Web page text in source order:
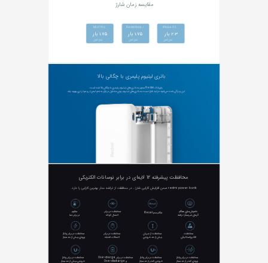
مقایسه زمان شارژ
iPhone XS
Redmi Note 7
Mi 9T Pro
شارژ کامل شارژ کامل شارژ کامل
1.75 بار 1.75 بار 2.3 بار
باتری لیتیوم پلیمری با چگالی بالا
این ویژگی باعث می‌شود فرآیند شارژ نسبت به باتری‌های لیتیوم یونیِ متداول در بازار، به نحو ایمن‌تر و موثرتری بهبود یابد.
محافظت پیشرفته 12 لایه‌ای در برابر نوسانات الکتریکی
redmi power bank ضمن افزایش کارایی شارژ ، در محافظت از تراشه مدار بهترین کارایی را دارد.
خاموش‌سازی هنگام
گرمای غیرمجاز تراشه
مکانیسم Reset
اتصال کوتاه
در برابر دما
محافظت در برابر ولتاژ
ورودی بیش‌ از حد مجاز
محافظت در برابر
اتصالات اشتباه
محافظت از جریان
بیش ‌از حد خروجی
الکترواستاتیکی
محافظت در برابر ولتاژ
ورودی کمتر ‌از حد مجاز
محافظت در برابر ولتاژ
خروجی کمتر ‌از حد مجاز
و Over-discharge
محافظت در برابر ولتاژ
خروجی بیش ‌از حد مجاز